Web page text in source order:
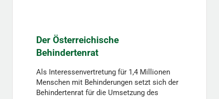
Der Österreichische
Behindertenrat
Als Interessenvertretung für 1,4 Millionen
Menschen mit Behinderungen setzt sich der
Behindertenrat für die Umsetzung des